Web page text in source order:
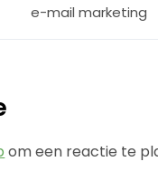
e-mail marketing
om een reactie te